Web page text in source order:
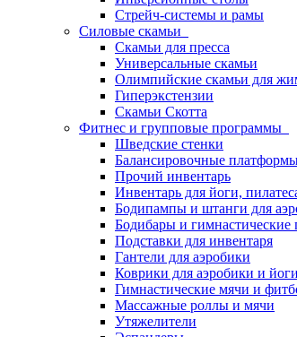
Стрейч-системы и рамы
Силовые скамьи
Скамьи для пресса
Универсальные скамьи
Олимпийские скамьи для
Гиперэкстензии
Скамьи Скотта
Фитнес и групповые программы
Шведские стенки
Балансировочные
Прочий инвентарь
Инвентарь для йоги,
Бодипампы и штанги для
Бодибары и гимнастические
Подставки для инвентаря
Гантели для аэробики
Коврики для аэробики и йоги
Гимнастические мячи и
Массажные роллы и мячи
Утяжелители